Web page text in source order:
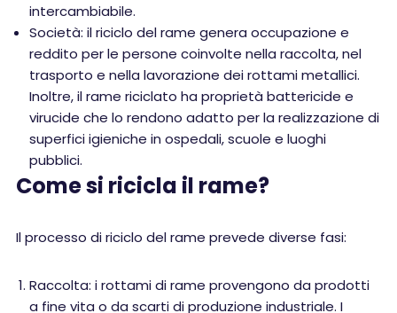
intercambiabile.
Società: il riciclo del rame genera occupazione e
reddito per le persone coinvolte nella raccolta, nel
trasporto e nella lavorazione dei rottami metallici.
Inoltre, il rame riciclato ha proprietà battericide e
virucide che lo rendono adatto per la realizzazione di
superfici igieniche in ospedali, scuole e luoghi
pubblici.
Come si ricicla il rame?
Il processo di riciclo del rame prevede diverse fasi:
Raccolta: i rottami di rame provengono da prodotti
a fine vita o da scarti di produzione industriale. I